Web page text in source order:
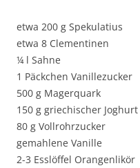
etwa 200 g Spekulatius
etwa 8 Clementinen
¼ l Sahne
1 Päckchen Vanillezucker
500 g Magerquark
150 g griechischer Joghurt
80 g Vollrohrzucker
gemahlene Vanille
2-3 Esslöffel Orangenlikör